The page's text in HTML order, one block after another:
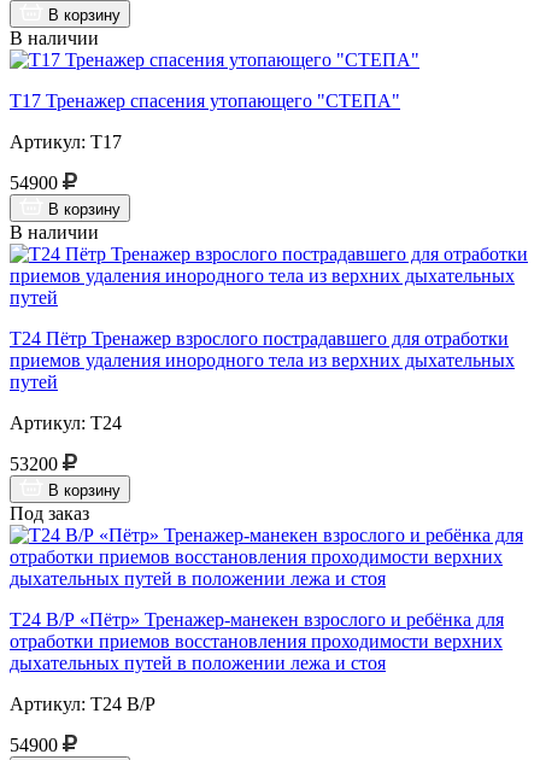
В корзину
В наличии
Т17 Тренажер спасения утопающего "СТЕПА"
Артикул: Т17
54900
В корзину
В наличии
Т24 Пётр Тренажер взрослого пострадавшего для отработки
приемов удаления инородного тела из верхних дыхательных
путей
Артикул: Т24
53200
В корзину
Под заказ
Т24 В/Р «Пётр» Тренажер-манекен взрослого и ребёнка для
отработки приемов восстановления проходимости верхних
дыхательных путей в положении лежа и стоя
Артикул: Т24 В/Р
54900